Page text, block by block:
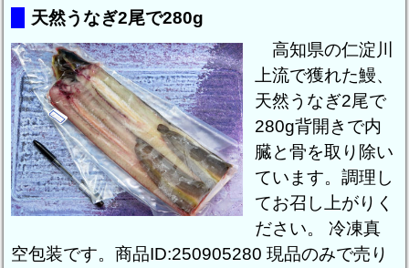
天然うなぎ2尾で280g
高知県の仁淀川
上流で獲れた鰻、
天然うなぎ2尾で
280g背開きで内
臓と骨を取り除い
ています。調理し
てお召し上がりく
ださい。 冷凍真
空包装です。商品ID:250905280 現品のみで売り